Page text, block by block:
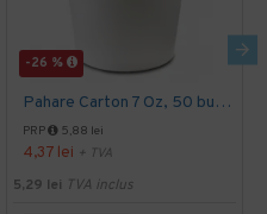
-26 %
Pahare Carton 7 Oz, 50 buc/set
PRP 5,88 lei
4,37 lei + TVA
5,29 lei TVA inclus